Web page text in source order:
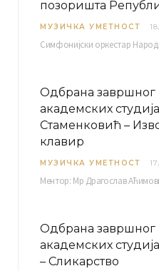
позоришта
МУЗИЧКА УМЕТНОСТ
Одбрана завршног
академских
Стаменковић –
клавир
МУЗИЧКА УМЕТНОСТ
Одбрана завршног
академских
– Сликарство